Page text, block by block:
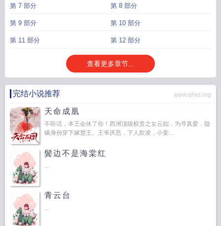
第 7 部分 第 8 部分
第 9 部分 第 10 部分
第 11 部分 第 12 部分
查看更多章节...
完结小说推荐 www.qhxs.org
天命成凰
不听话，本王会休了你！西洲顶级权贵之女云姒，为寻真爱，隐
瞒身份穿下嫁楚王。王爷厌恶，下人欺凌，小妾...
鬓边不是海棠红
...
青云台
...